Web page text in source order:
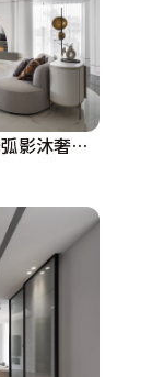
高雄The One實品屋│流光弧影沐奢華│183坪